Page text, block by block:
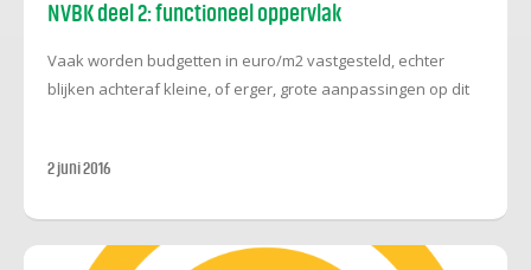
NVBK deel 2: functioneel oppervlak
Vaak worden budgetten in euro/m2 vastgesteld, echter
blijken achteraf kleine, of erger, grote aanpassingen op dit
kwaliteitsvermindering leiden. Om dit te voorkomen en de
kengetallen in de installatietechniek niet altijd werken.
2 juni 2016